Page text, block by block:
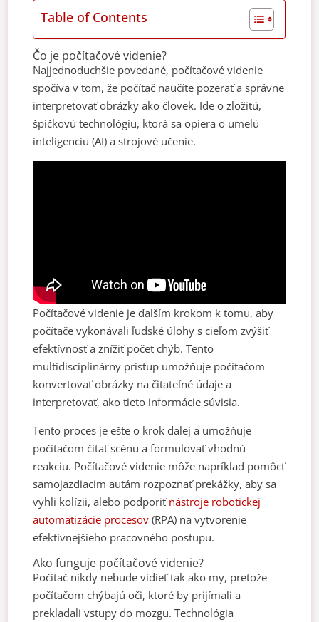
Table of Contents
Čo je počítačové videnie?
Najjednoduchšie povedané, počítačové videnie
spočíva v tom, že počítač naučíte pozerať a správne
interpretovať obrázky ako človek. Ide o zložitú,
špičkovú technológiu, ktorá sa opiera o umelú
inteligenciu (AI) a strojové učenie.
Počítačové videnie je ďalším krokom k tomu, aby
počítače vykonávali ľudské úlohy s cieľom zvýšiť
efektívnosť a znížiť počet chýb. Tento
multidisciplinárny prístup umožňuje počítačom
konvertovať obrázky na čitateľné údaje a
interpretovať, ako tieto informácie súvisia.
Tento proces je ešte o krok ďalej a umožňuje
počítačom čítať scénu a formulovať vhodnú
reakciu. Počítačové videnie môže napríklad pomôcť
samojazdiacim autám rozpoznať prekážky, aby sa
vyhli kolízii, alebo podporiťnástroje robotickej
automatizácie procesov (RPA) na vytvorenie
efektívnejšieho pracovného postupu.
Ako funguje počítačové videnie?
Počítač nikdy nebude vidieť tak ako my, pretože
počítačom chýbajú oči, ktoré by prijímali a
prekladali vstupy do mozgu. Technológia